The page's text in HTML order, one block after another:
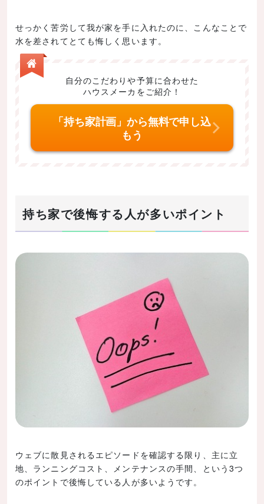
せっかく苦労して我が家を手に入れたのに、こんなことで
水を差されてとても悔しく思います。
自分のこだわりや予算に合わせた
ハウスメーカをご紹介！
「持ち家計画」から無料で申し込
もう
持ち家で後悔する人が多いポイント
ウェブに散見されるエピソードを確認する限り、主に立
地、ランニングコスト、メンテナンスの手間、という3つ
のポイントで後悔している人が多いようです。